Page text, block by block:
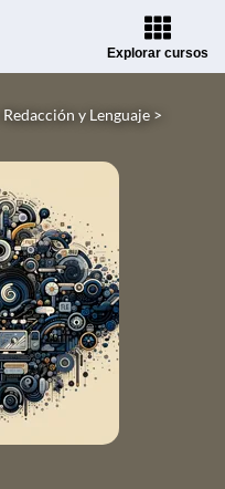
Explorar cursos
Redacción y Lenguaje >